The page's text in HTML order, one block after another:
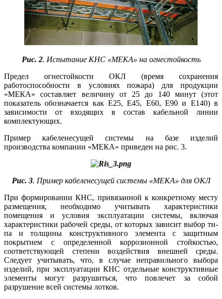
Рис. 2. Испытание КНС «МЕКА» на огнестойкость
Предел огнестойкости ОКЛ (время сохранения
работоспособности в условиях пожара) для продукции
«МЕКА» составляет величину от 25 до 140 минут (этот
показатель обозначается как E25, E45, Е60, Е90 и Е140) в
зависимости от входящих в состав кабельной линии
комплектующих.
Пример кабеленесущей системы на ба­зе изделий
производства компании «МЕКА» приведен на рис. 3.
Рис. 3. Пример кабеленесущей системы «МЕКА» для ОКЛ
При формировании КНС, привязанной к конкретному месту
размещения, необходимо учитывать характеристики
помещения и условия эксплуатации системы, включая
характеристики рабочей среды, от которых зависит выбор ти­
па и толщины конструктивного элемента с защитным
покрытием с определенной коррозионной стойкостью,
соответствующей степени воздействия внешней среды.
Следует учитывать, что, в случае неправильного выбора
изделий, при эксплуатации КНС отдельные конструктивные
элементы могут разрушиться, что повлечет за собой
разрушение всей системы лотков.